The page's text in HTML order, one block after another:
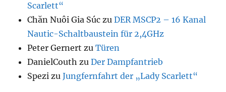
Scarlett“
Chăn Nuôi Gia Súc zuDER MSCP2 – 16 Kanal
Nautic-Schaltbaustein für 2,4GHz
Peter Gernert zuTüren
DanielCouth zuDer Dampfantrieb
Spezi zuJungfernfahrt der „Lady Scarlett“